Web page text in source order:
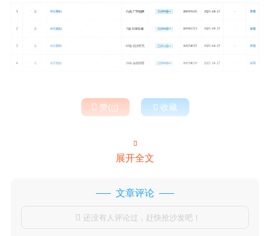
 赞()  收藏

展开全文
文章评论
 还没有人评论过，赶快抢沙发吧！